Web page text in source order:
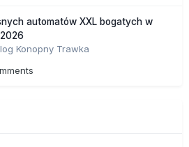
automatów XXL bogatych w
Konopny Trawka